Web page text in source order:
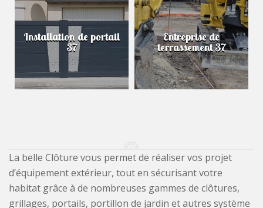
Installation de portail
37
Entreprise de
terrassement 37
La belle Clôture vous permet de réaliser vos projet
d’équipement extérieur, tout en sécurisant votre
habitat grâce à de nombreuses gammes de clôtures,
grillages, portails, portillon de jardin et autres système